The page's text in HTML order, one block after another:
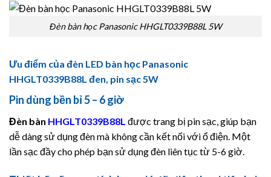
Đèn bàn học Panasonic HHGLT0339B88L 5W
Ưu điểm của đèn LED bàn học Panasonic
HHGLT0339B88L đen, pin sạc 5W
Pin dùng bền bỉ 5 – 6 giờ
Đèn bàn HHGLT0339B88L được trang bị pin sạc, giúp bạn
dễ dàng sử dụng đèn mà không cần kết nối với ổ điện. Một
lần sạc đầy cho phép bạn sử dụng đèn liên tục từ 5-6 giờ.